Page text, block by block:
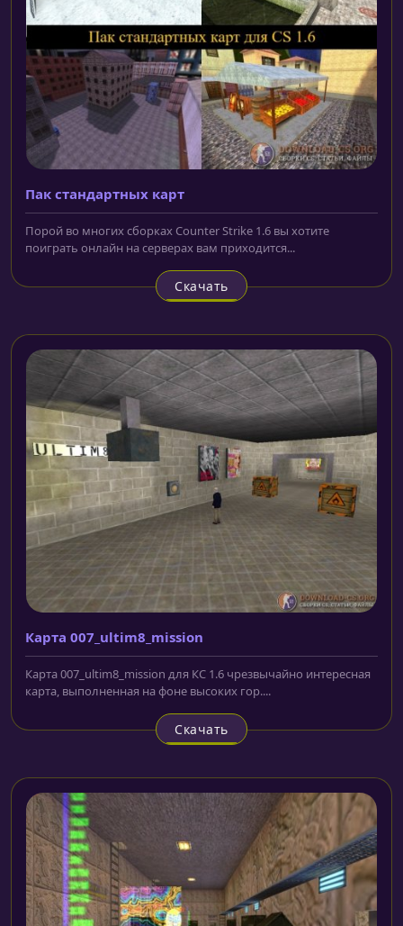
Пак стандартных карт
Порой во многих сборках Counter Strike 1.6 вы хотите
поиграть онлайн на серверах вам приходится...
Скачать
Карта 007_ultim8_mission
Карта 007_ultim8_mission для КС 1.6 чрезвычайно интересная
карта, выполненная на фоне высоких гор....
Скачать